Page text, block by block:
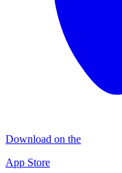
Download on the
App Store